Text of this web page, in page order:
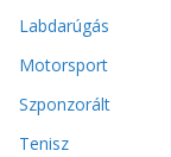
Labdarúgás
Motorsport
Szponzorált
Tenisz